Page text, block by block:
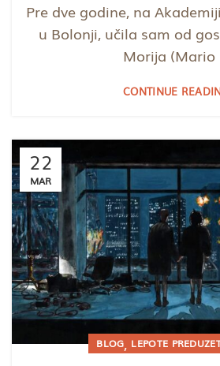
Pre dve godine, na
u Bolonji, učila sam od
Morija (Mario
CONTINUE
22
MAR
BLOG, LEPOTE